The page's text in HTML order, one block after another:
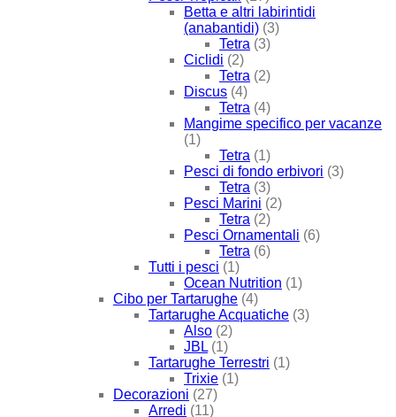
Betta e altri labirintidi
(anabantidi) (3)
Tetra (3)
Ciclidi (2)
Tetra (2)
Discus (4)
Tetra (4)
Mangime specifico per vacanze
(1)
Tetra (1)
Pesci di fondo erbivori (3)
Tetra (3)
Pesci Marini (2)
Tetra (2)
Pesci Ornamentali (6)
Tetra (6)
Tutti i pesci (1)
Ocean Nutrition (1)
Cibo per Tartarughe (4)
Tartarughe Acquatiche (3)
Also (2)
JBL (1)
Tartarughe Terrestri (1)
Trixie (1)
Decorazioni (27)
Arredi (11)